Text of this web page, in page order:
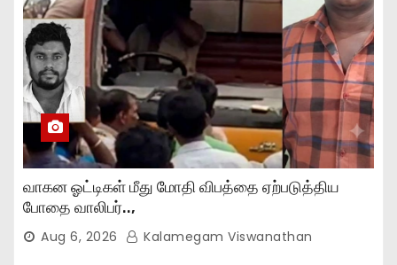
வாகன ஓட்டிகள் மீது மோதி விபத்தை ஏற்படுத்திய
போதை வாலிபர்..,
Aug 6, 2026 Kalamegam Viswanathan